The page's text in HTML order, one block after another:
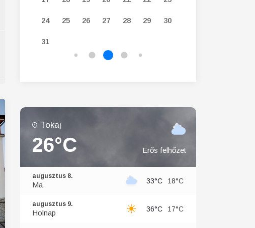
24 25 26 27 28 29 30
31
Tokaj
26°C Erős felhőzet
augusztus 8.
Ma 33°C 18°C
augusztus 9.
Holnap 36°C 17°C